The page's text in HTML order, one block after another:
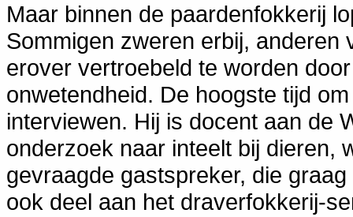
Maar binnen de paardenfokkerij
Sommigen zweren erbij,
erover vertroebeld te worden
onwetendheid. De hoogste tijd
interviewen. Hij is docent aan de
onderzoek naar inteelt bij dieren,
gevraagde gastspreker, die
ook deel aan het draverfokkerij-